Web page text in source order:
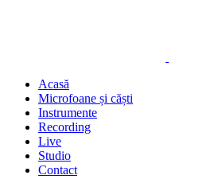
Acasă
Microfoane și căști
Instrumente
Recording
Live
Studio
Contact